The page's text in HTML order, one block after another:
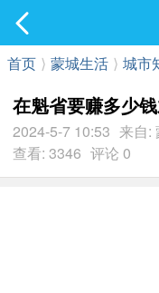
首页 ⟩ 蒙城生活 ⟩ 城市
在魁省要赚多少
2024-5-7 10:53 来自:
查看: 3346 评论 0